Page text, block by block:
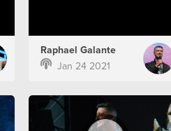
Raphael Galante
Jan 24 2021